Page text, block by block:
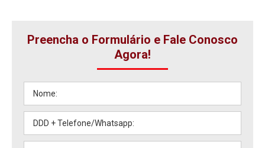
Preencha o Formulário e Fale Conosco
Agora!